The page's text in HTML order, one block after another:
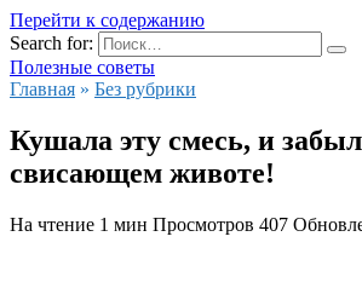
Перейти к содержанию
Search for:
Полезные советы
Главная » Без рубрики
Кушала эту смесь, и
свисающем животе!
На чтение 1 мин Просмотров 407